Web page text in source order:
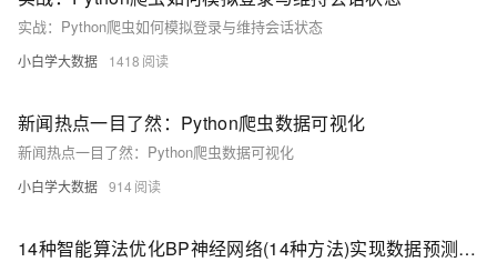
实战：Python爬虫如何模拟登录与维持会话状态
小白学大数据 1418
新闻热点一目了然：Python爬虫数据可视化
新闻热点一目了然：Python爬虫数据可视化
小白学大数据 914
14种智能算法优化BP神经网络(14种方法)实现数据预测分类研究（Matlab代码实现）